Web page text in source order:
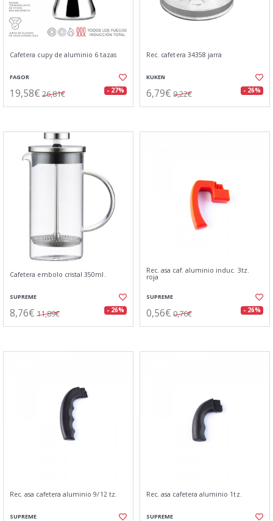
Cafetera cupy de aluminio 6 tazas
FAGOR
19,58€ 26,81€ - 27%
Rec. cafetera 34358 jarra
KUKEN
6,79€ 9,22€ - 26%
Cafetera embolo cristal 350ml.
SUPREME
8,76€ 11,89€ - 26%
Rec. asa caf. aluminio induc. 3tz.
roja
SUPREME
0,56€ 0,76€ - 26%
Rec. asa cafetera aluminio 9/12 tz.
SUPREME
Rec. asa cafetera aluminio 1tz.
SUPREME